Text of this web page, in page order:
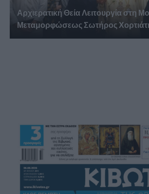
Αρχιερατική Θεία Λειτουργία στη
Μεταμορφώσεως Σωτήρος